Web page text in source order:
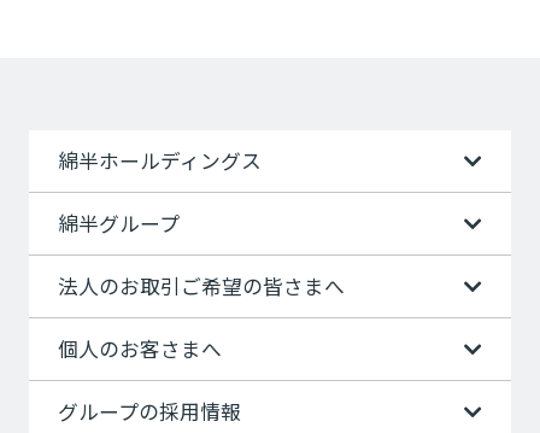
綿半ホールディングス
綿半グループ
法人のお取引ご希望の皆さまへ
個人のお客さまへ
グループの採用情報